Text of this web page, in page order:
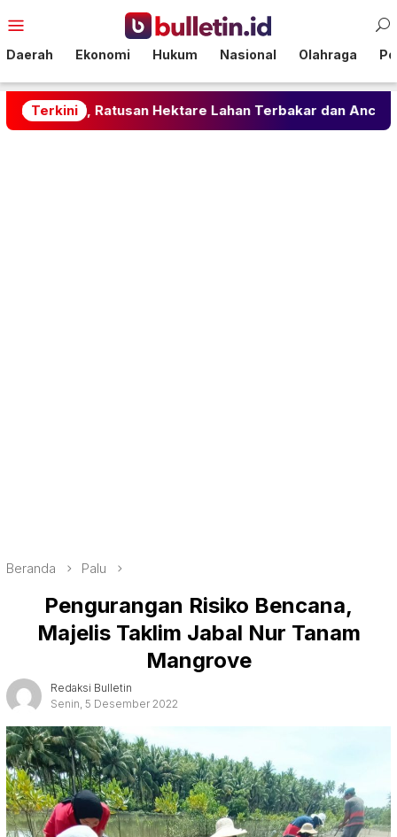
ke
Mobile
Daerah Ekonomi Hukum Nasional Olahraga
TerkiniHektare Lahan Terbakar dan Ancam Permukiman
Beranda Palu
Pengurangan Risiko Bencana,
Majelis Taklim Jabal Nur Tanam
Mangrove
Redaksi Bulletin
Senin, 5 Desember 2022